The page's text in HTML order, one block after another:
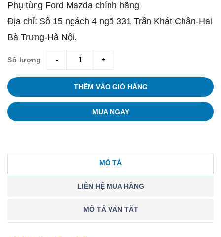
Phụ tùng Ford Mazda chính hãng
Địa chỉ: Số 15 ngách 4 ngõ 331 Trần Khát Chân-Hai
Bà Trưng-Hà Nội.
Số lượng giam tang
THÊM VÀO GIỎ HÀNG
MUA NGAY
MÔ TẢ
LIÊN HỆ MUA HÀNG
MÔ TẢ VẮN TẮT